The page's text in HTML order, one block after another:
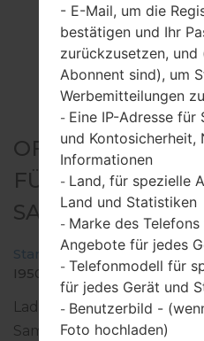
OFFIZIELLER
FÜR GT-I9500 -
Startseite →Galaxy S4 →
Laden Sie das
Samsung Galaxy S4
- E-Mail, um die
bestätigen und Ihr
zurückzusetzen, und
Abonnent sind), um
Werbemitteilungen
- Eine IP-Adresse für
und Kontosicherheit,
Informationen
- Land, für spezielle
Land und Statistiken
- Marke des
Angebote für jedes
- Telefonmodell für
für jedes Gerät und
- Benutzerbild -
Foto hochladen)